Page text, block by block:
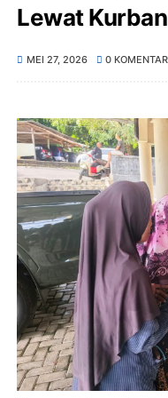
Lewat
MEI 27, 2026 0 KOMENTAR